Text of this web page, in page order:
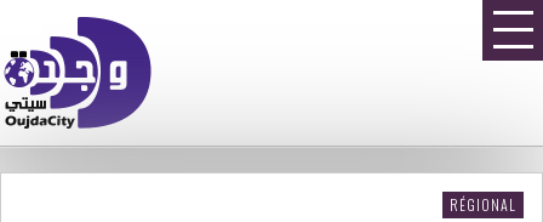
RÉGIONAL